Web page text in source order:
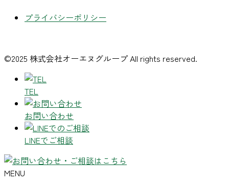
プライバシーポリシー
©2025 株式会社オーエヌグループ All rights reserved.
TEL
お問い合わせ
LINEでご相談
MENU